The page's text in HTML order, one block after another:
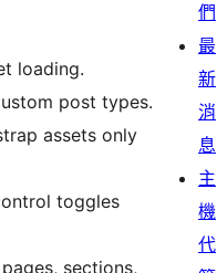
loading.
post types.
assets only
toggles
sections,
們
最
新
消
息
主
機
代